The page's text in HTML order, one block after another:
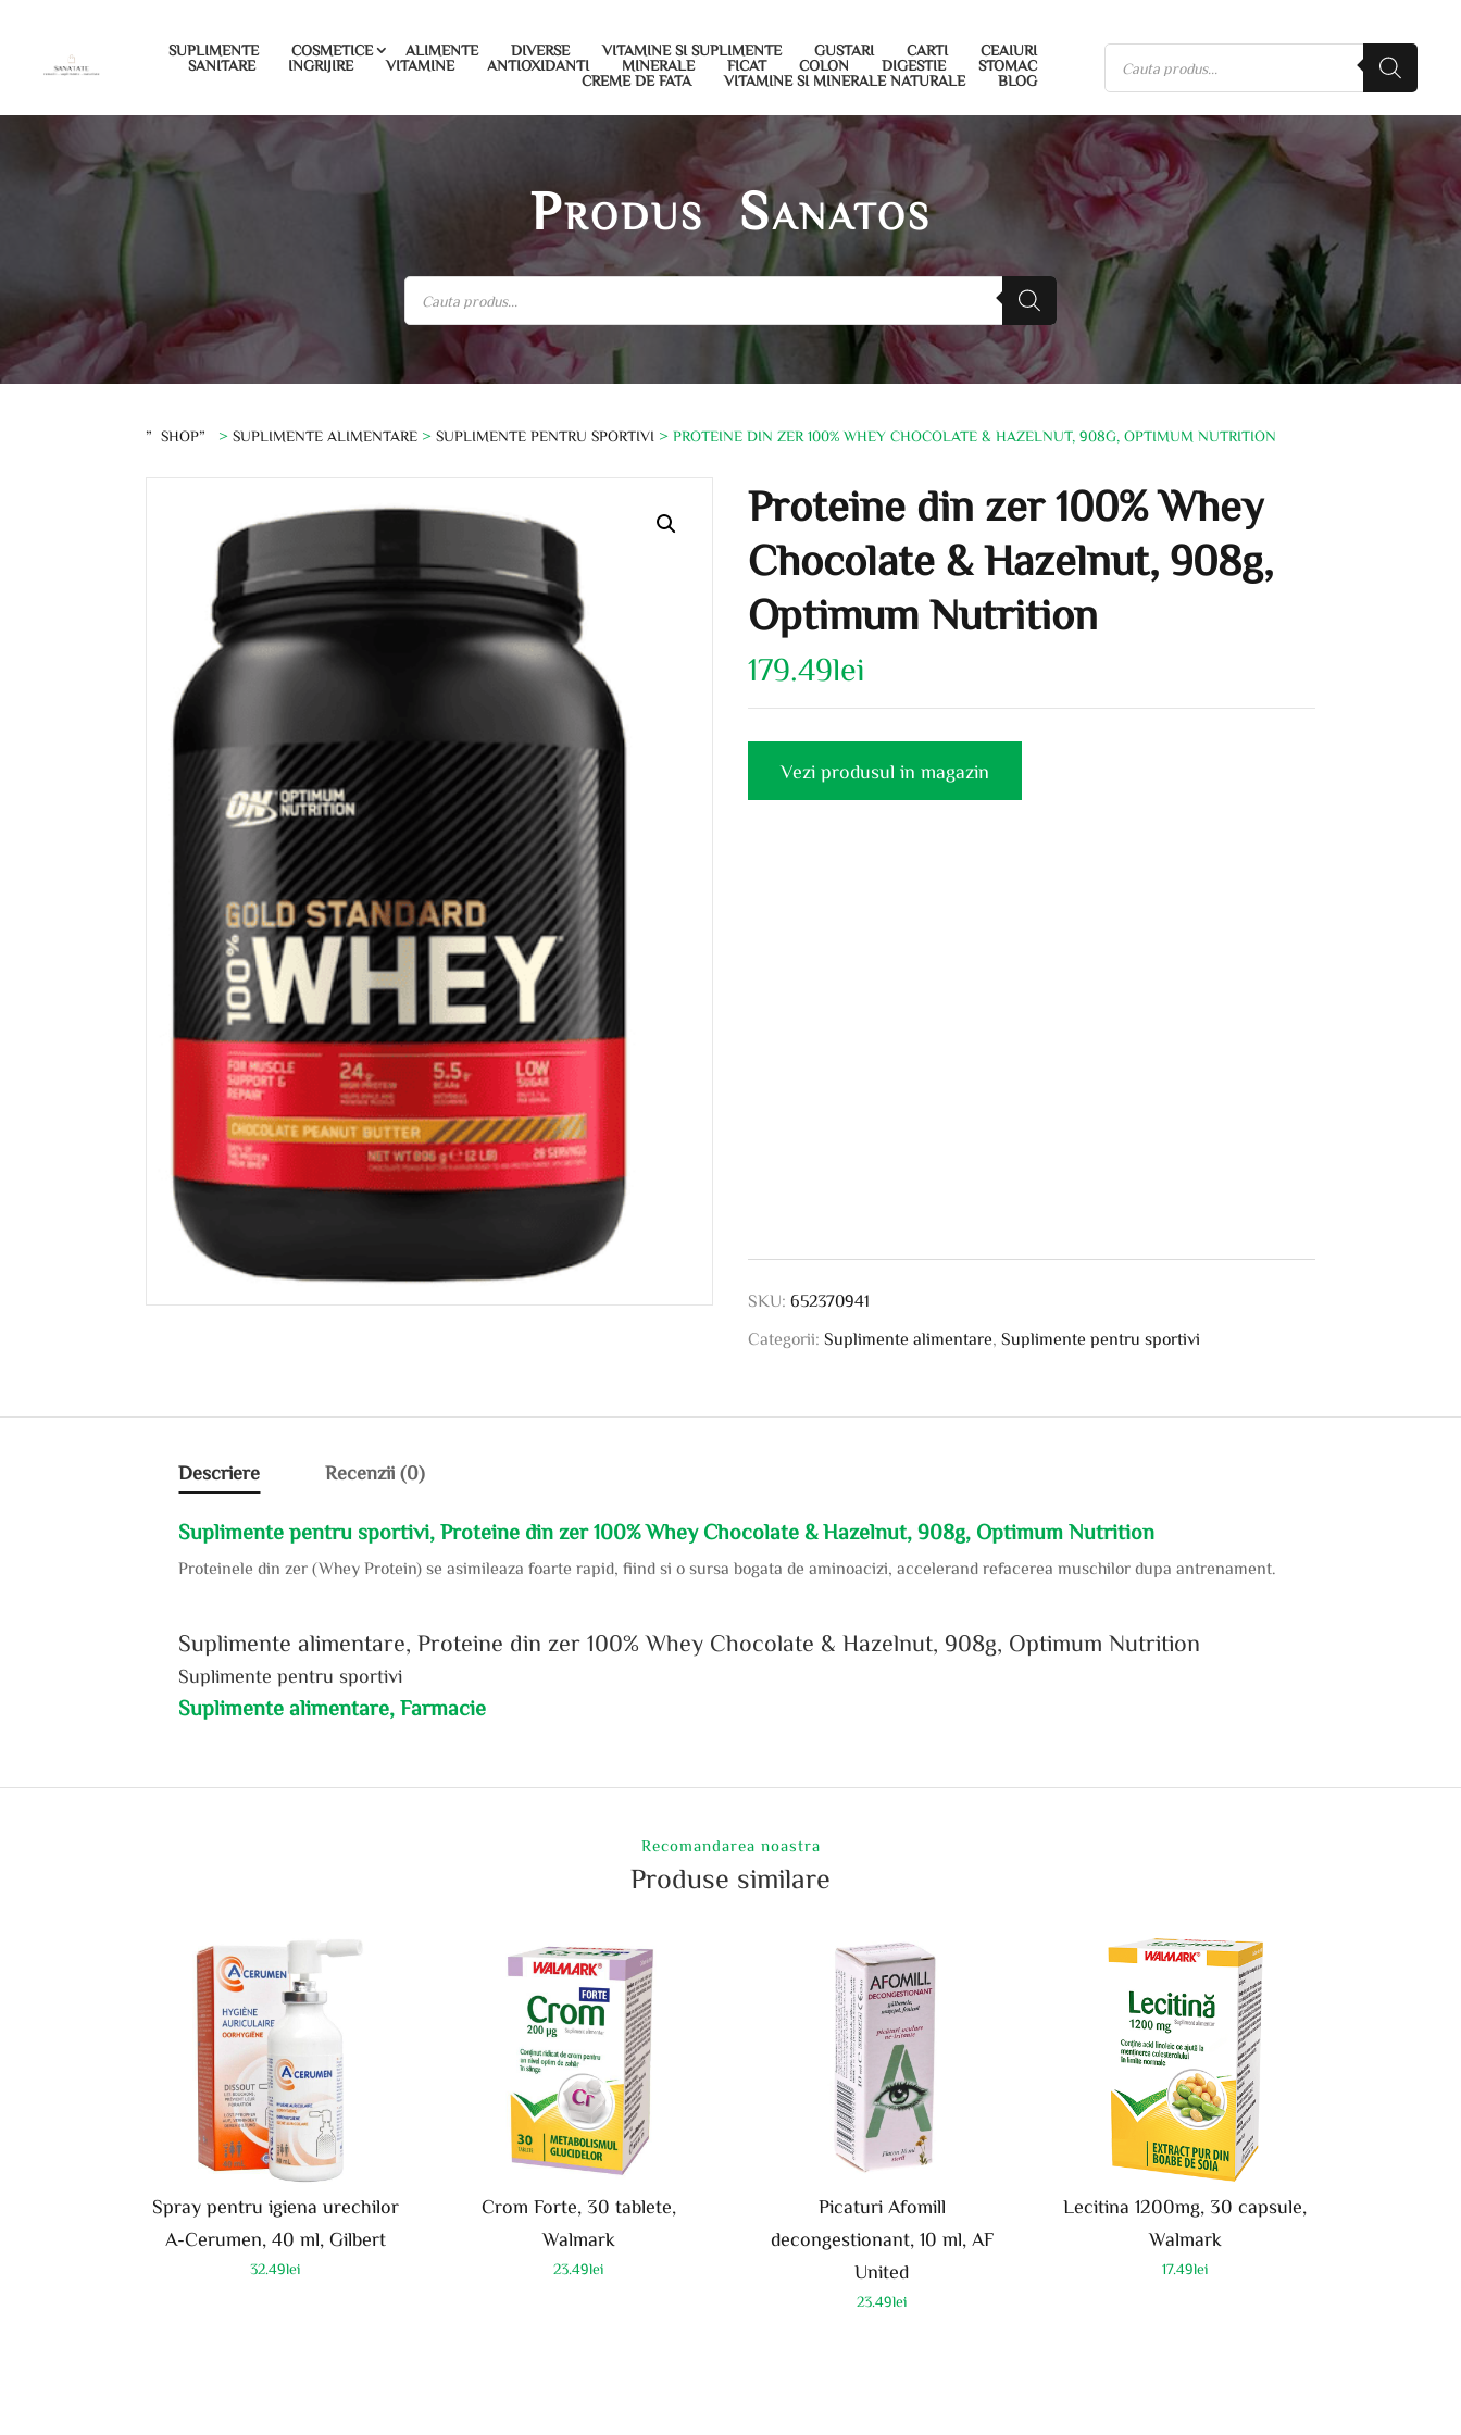
SUPLIMENTE COSMETICE ALIMENTE DIVERSE VITAMINE SI SUPLIMENTE GUSTARI CARTI
CEAIURI
SANITARE
INGRIJIRE VITAMINE ANTIOXIDANTI MINERALE FICAT COLON DIGESTIE
STOMAC
CREME DE FATA
VITAMINE SI MINERALE NATURALE BLOG
Produs Sanatos
”SHOP” >SUPLIMENTE ALIMENTARE >SUPLIMENTE PENTRU SPORTIVI > PROTEINE DIN ZER 100% WHEY CHOCOLATE & HAZELNUT, 908G, OPTIMUM NUTRITION
Proteine din zer 100% Whey
Chocolate & Hazelnut, 908g,
Optimum Nutrition
179.49lei
Vezi produsul in magazin
SKU:652370941
Categorii:Suplimente alimentare ,Suplimente pentru sportivi
Descriere Recenzii (0)
Suplimente pentru sportivi, Proteine din zer 100% Whey Chocolate & Hazelnut, 908g, Optimum Nutrition
Proteinele din zer (Whey Protein) se asimileaza foarte rapid, fiind si o sursa bogata de aminoacizi, accelerand refacerea muschilor dupa antrenament.
Suplimente alimentare, Proteine din zer 100% Whey Chocolate & Hazelnut, 908g, Optimum Nutrition
Suplimente pentru sportivi
Suplimente alimentare, Farmacie
Recomandarea noastra
Produse similare
Spray pentru igiena urechilor
A-Cerumen, 40 ml, Gilbert
32.49lei
Crom Forte, 30 tablete,
Walmark
23.49lei
Picaturi Afomill
decongestionant, 10 ml, AF
United
23.49lei
Lecitina 1200mg, 30 capsule,
Walmark
17.49lei